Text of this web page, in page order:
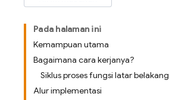
Pada halaman ini
Kemampuan utama
Bagaimana cara kerjanya?
Siklus proses fungsi latar belakang
Alur implementasi